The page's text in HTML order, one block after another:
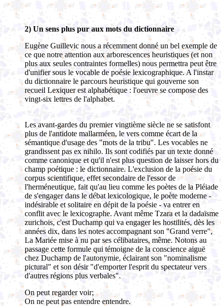
2) Un sens plus pur aux mots du dictionnaire
Eugène Guillevic nous a récemment donné un bel exemple de
ce que notre attention aux arborescences heuristiques (et non
plus aux seules contraintes formelles) nous permettra peut être
d'unifier sous le vocable de poésie lexicographique. A l'instar
du dictionnaire le parcours heuristique qui gouverne son
recueil Lexiquer est alphabétique : l'oeuvre se compose des
vingt-six lettres de l'alphabet.
Les avant-gardes du premier vingtième siècle ne se satisfont
plus de l'antidote mallarméen, le vers comme écart de la
sémantique d'usage des "mots de la tribu". Les vocables ne
grandissent pas ex nihilo. Ils sont codifiés par un texte donné
comme canonique et qu'il n'est plus question de laisser hors du
champ poétique : le dictionnaire. L'exclusion de la poésie du
corpus scientifique, effet secondaire de l'essor de
l'herméneutique, fait qu'au lieu comme les poètes de la Pléiade
de s'engager dans le débat lexicologique, le poète moderne -
indésirable et solitaire en dépit de la poésie - va entrer en
conflit avec le lexicographe. Avant même Tzara et la dadaïsme
zurichois, c'est Duchamp qui va engager les hostilités, dès les
années dix, dans les notes accompagnant son "Grand verre",
La Mariée mise à nu par ses célibataires, même. Notons au
passage cette formule qui témoigne de la conscience aiguë
chez Duchamp de l'autonymie, éclairant son "nominalisme
pictural" et son désir "d'emporter l'esprit du spectateur vers
d'autres régions plus verbales".
On peut regarder voir;
On ne peut pas entendre entendre.